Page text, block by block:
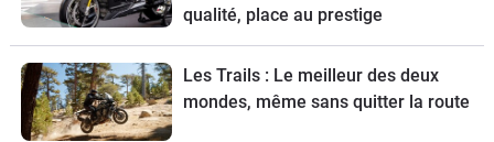
qualité, place au prestige
Les Trails : Le meilleur des deux
mondes, même sans quitter la route